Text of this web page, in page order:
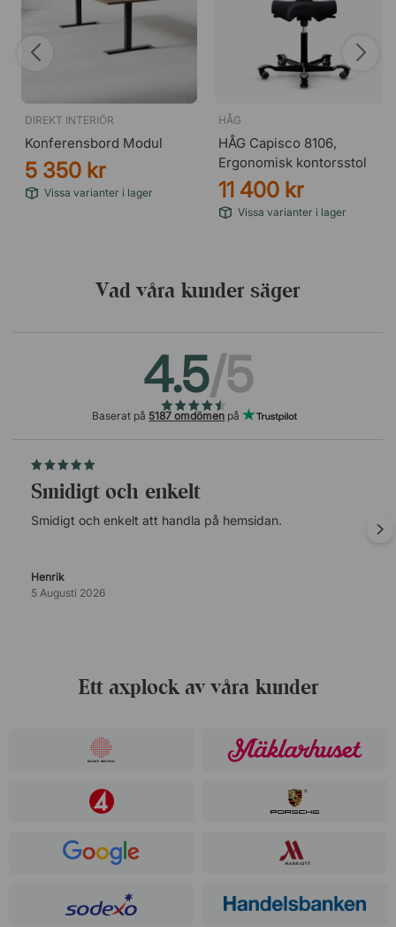
DIREKT INTERIÖR
Konferensbord Modul
5 350 kr
Vissa varianter i lager
HÅG
HÅG Capisco 8106,
Ergonomisk kontorsstol
11 400 kr
Vissa varianter i lager
Vad våra kunder säger
4.5/5
Baserat på 5187 omdömen på
Smidigt och enkelt
Smidigt och enkelt att handla på hemsidan.
Henrik
5 Augusti 2026
Ett axplock av våra kunder